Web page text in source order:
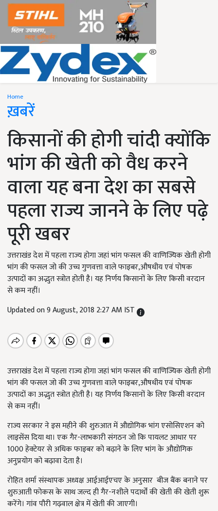
Home
ख़बरें
किसानों की होगी चांदी क्योंकि
भांग की खेती को वैध करने
वाला यह बना देश का सबसे
पहला राज्य जानने के लिए पढ़े
पूरी खबर
उत्तराखंड देश में पहला राज्य होगा जहां भांग फसल की वाणिज्यिक खेती होगी
भांग की फसल जो की उच्च गुणवत्ता वाले फाइबर,औषधीय एवं पोषक
उत्पादों का अद्भुत स्त्रोत होती है। यह निर्णय किसानों के लिए किसी वरदान
से कम नहीं।
Updated on 9 August, 2018 2:27 AM IST
उत्तराखंड देश में पहला राज्य होगा जहां भांग फसल की वाणिज्यिक खेती होगी
भांग की फसल जो की उच्च गुणवत्ता वाले फाइबर,औषधीय एवं पोषक
उत्पादों का अद्भुत स्त्रोत होती है। यह निर्णय किसानों के लिए किसी वरदान
से कम नहीं।
राज्य सरकार ने इस महीने की शुरुआत में औद्योगिक भांग एसोसिएशन को
लाइसेंस दिया था। एक गैर-लाभकारी संगठन जो कि पायलट आधार पर
1000 हेक्टेयर से अधिक फाइबर को बढ़ाने के लिए भांग के औद्योगिक
अनुप्रयोग को बढ़ावा देता है।
रोहित शर्मा संस्थापक अध्यक्ष आईआईएचए के अनुसार बीज बैंक बनाने पर
शुरुआती फोकस के साथ जल्द ही गैर-नशीले पदार्थों की खेती की खेती शुरू
करेंगे। गांव पौरी गढ़वाल क्षेत्र में खेती की जाएगी।